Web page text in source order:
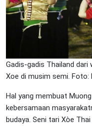
Gadis-gadis Thailand dari
Xoe di musim semi. Foto:
Hal yang membuat
kebersamaan
budaya. Seni tari Xòe